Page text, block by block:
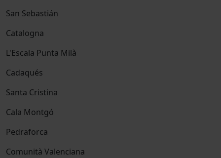
San Sebastián
Catalogna
L'Escala Punta Milà
Cadaqués
Santa Cristina
Cala Montgó
Pedraforca
Comunità Valenciana